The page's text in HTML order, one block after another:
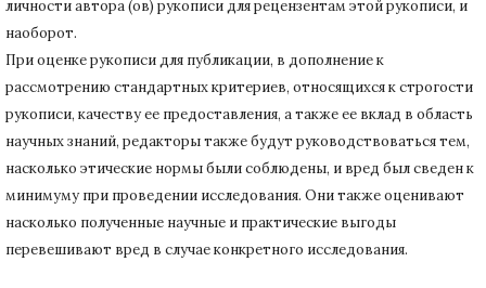
личности автора (ов) рукописи для рецензентам этой рукописи, и
наоборот.
При оценке рукописи для публикации, в дополнение к
рассмотрению стандартных критериев, относящихся к строгости
рукописи, качеству ее предоставления, а также ее вклад в область
научных знаний, редакторы также будут руководствоваться тем,
насколько этические нормы были соблюдены, и вред был сведен к
минимуму при проведении исследования. Они также оценивают
насколько полученные научные и практические выгоды
перевешивают вред в случае конкретного исследования.